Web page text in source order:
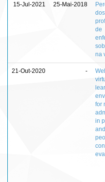
15-Jul-2021 25-Mai-2018
dos
de
na
21-Out-2020 -
for
in
and